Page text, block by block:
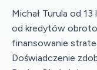
Michał Turula od
od kredytów
finansowanie
Doświadczenie